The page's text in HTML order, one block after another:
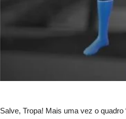
Salve, Tropa! Mais uma vez o